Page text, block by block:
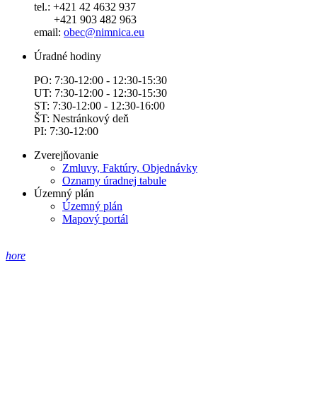
tel.: +421 42 4632 937
+421 903 482 963
email: obec@nimnica.eu
Úradné hodiny
PO: 7:30-12:00 - 12:30-15:30
UT: 7:30-12:00 - 12:30-15:30
ST: 7:30-12:00 - 12:30-16:00
ŠT: Nestránkový deň
PI: 7:30-12:00
Zverejňovanie
Zmluvy, Faktúry, Objednávky
Oznamy úradnej tabule
Územný plán
Územný plán
Mapový portál
hore